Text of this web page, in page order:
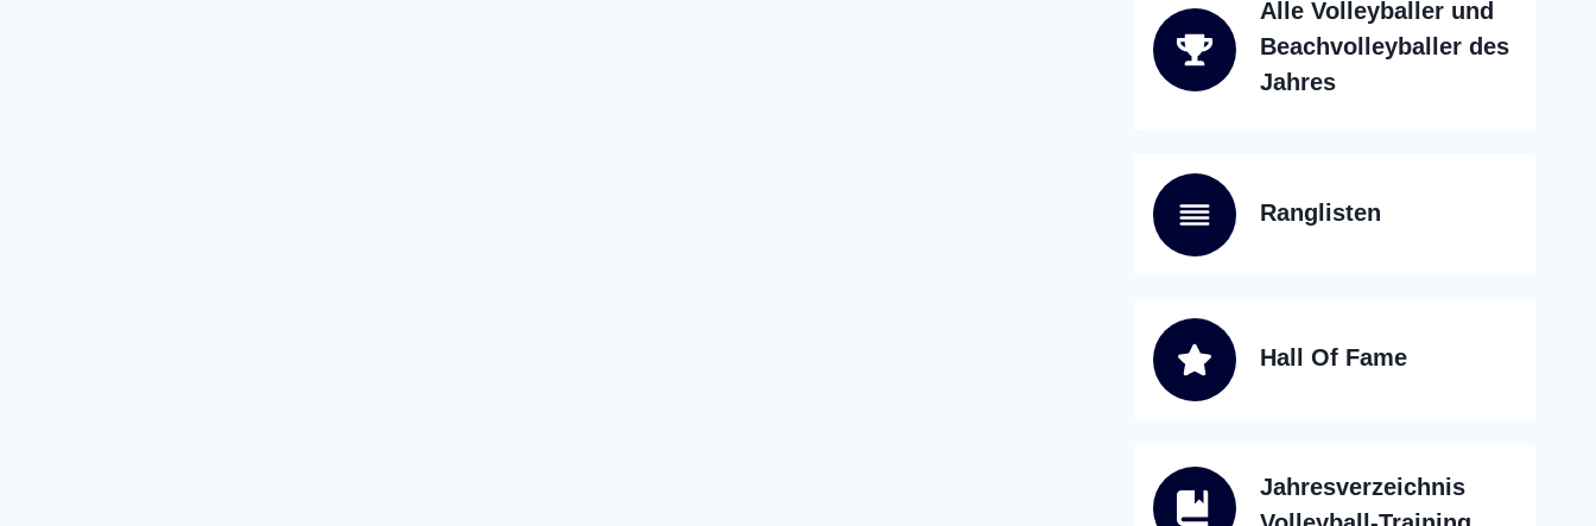
Alle Volleyballer und
Beachvolleyballer des
Jahres
Ranglisten
Hall Of Fame
Jahresverzeichnis